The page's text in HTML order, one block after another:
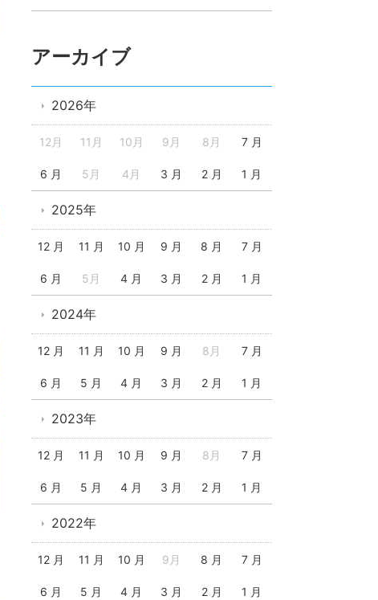
アーカイブ
2026年
12月 11月 10月 9月 8月 7 月
6 月 5月 4月 3 月 2 月 1 月
2025年
12 月 11 月 10 月 9 月 8 月 7 月
6 月 5月 4 月 3 月 2 月 1 月
2024年
12 月 11 月 10 月 9 月 8月 7 月
6 月 5 月 4 月 3 月 2 月 1 月
2023年
12 月 11 月 10 月 9 月 8月 7 月
6 月 5 月 4 月 3 月 2 月 1 月
2022年
12 月 11 月 10 月 9月 8 月 7 月
6 月 5 月 4 月 3 月 2 月 1 月